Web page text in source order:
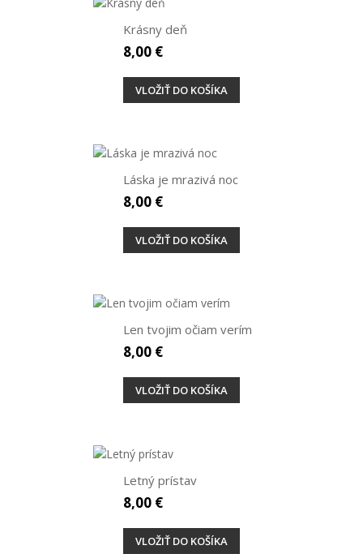
Krásny deň
8,00 €
VLOŽIŤ DO KOŠÍKA
Láska je mrazivá noc
8,00 €
VLOŽIŤ DO KOŠÍKA
Len tvojim očiam verím
8,00 €
VLOŽIŤ DO KOŠÍKA
Letný prístav
8,00 €
VLOŽIŤ DO KOŠÍKA